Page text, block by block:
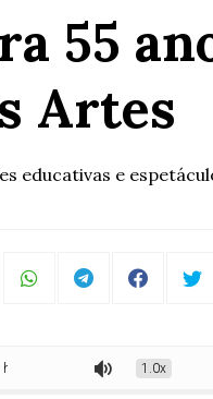
55
Artes
e
Palácio das Artes 1.0x